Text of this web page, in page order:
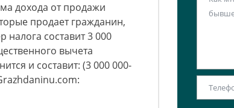
дохода от продажи
продает гражданин,
налога составит 3 000
вычета
и составит: (3 000 000-